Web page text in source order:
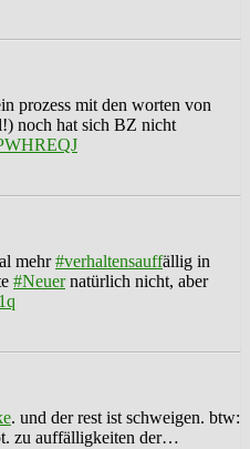
prozess mit den worten von
noch hat sich BZ nicht
mehr#verhaltensauffällig in
#Neuernatürlich nicht, aber
. und der rest ist schweigen. btw:
zu auffälligkeiten der…